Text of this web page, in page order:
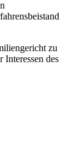
zu
Interessen des